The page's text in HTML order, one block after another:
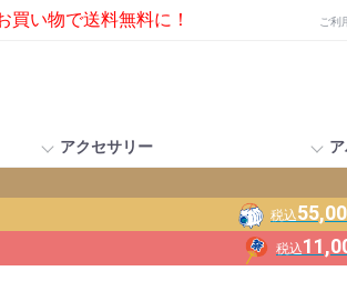
買い物で送料無料に！ ご利
アクセサリー
税込
税込